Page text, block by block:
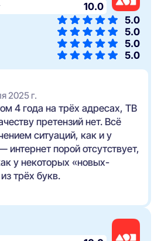
2025 г.
4 года на трёх адресах, ТВ
претензий нет. Всё
ситуаций, как и у
порой отсутствует,
у некоторых «новых-
трёх букв.
10.0
5.0
5.0
5.0
5.0